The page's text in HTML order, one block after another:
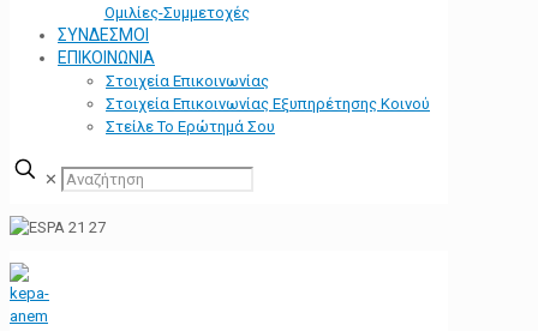
Ομιλίες-Συμμετοχές
ΣΥΝΔΕΣΜΟΙ
ΕΠΙΚΟΙΝΩΝΙΑ
Στοιχεία Επικοινωνίας
Στοιχεία Επικοινωνίας Εξυπηρέτησης Κοινού
Στείλε Το Ερώτημά Σου
✕